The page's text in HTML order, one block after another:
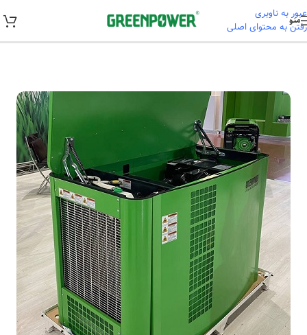
عبور به ناوبری
رفتن به محتوای اصلی
منو
خانه/ راهنمای خرید و نصب